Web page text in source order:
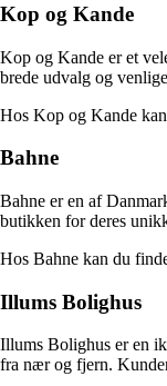
Kop og Kande
Kop og Kande er et
brede udvalg og
Hos Kop og Kande
Bahne
Bahne er en af
butikken for deres
Hos Bahne kan du
Illums Bolighus
Illums Bolighus er en
fra nær og fjern.